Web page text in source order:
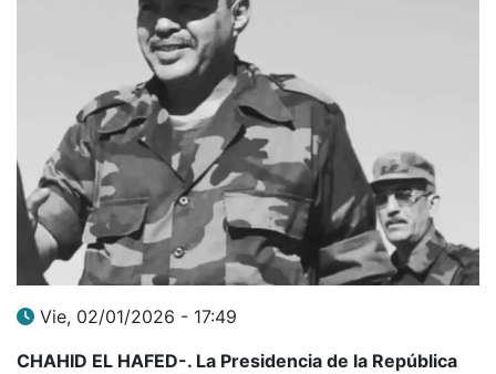
Vie, 02/01/2026 - 17:49
CHAHID EL HAFED-. La Presidencia de la República